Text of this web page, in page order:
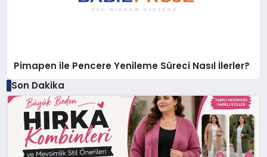
Pimapen ile Pencere Yenileme Süreci Nasıl İlerler?
Son Dakika